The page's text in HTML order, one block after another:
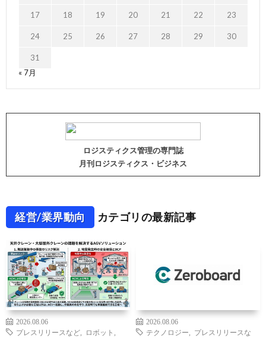
17 18 19 20 21 22 23
24 25 26 27 28 29 30
31
« 7月
ロジスティクス管理の専門誌
月刊ロジスティクス・ビジネス
経営/業界動向 カテゴリの最新記事
2026.08.06
プレスリリースなど
ロボット
2026.08.06
テクノロジー
プレスリリースな